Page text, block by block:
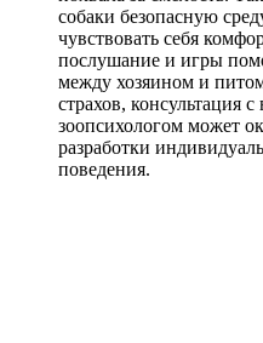
собаки безопасную
чувствовать себя
послушание и игры
между хозяином и
страхов, консультация
зоопсихологом может
разработки
поведения.